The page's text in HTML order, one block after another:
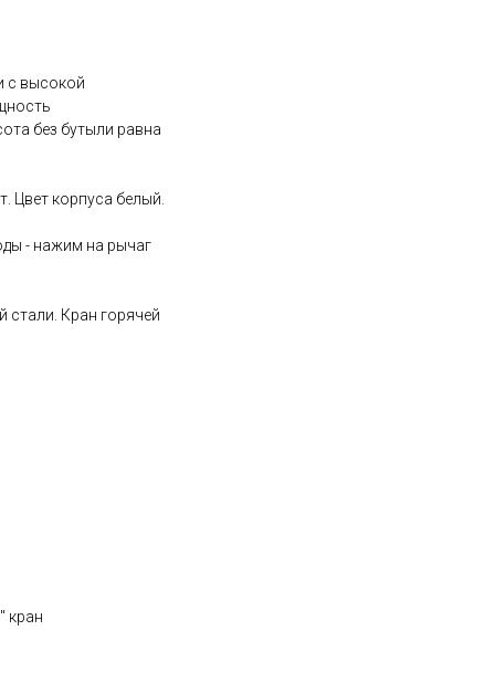
с высокой
без бутыли равна
Цвет корпуса белый.
- нажим на рычаг
стали. Кран горячей
кран